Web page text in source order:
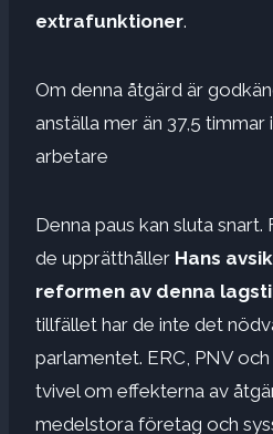
extrafunktioner.
Om denna åtgärd är
anställa mer än 37,5 timmar
arbetare
Denna paus kan sluta
de upprätthåller Hans
reformen av denna
tillfället har de inte det
parlamentet. ERC, PNV
tvivel om effekterna av
medelstora företag och